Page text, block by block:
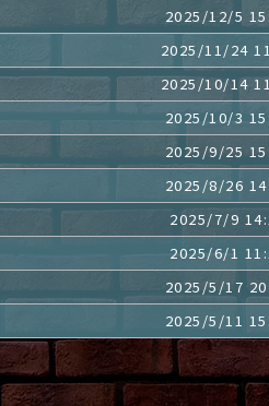
2025/12/5
2025/11/24
2025/10/14
2025/10/3
2025/9/25
2025/8/26
2025/7/9
2025/6/1
2025/5/17
2025/5/11